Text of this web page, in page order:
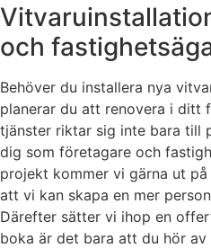
och
Behöver du installera nya
planerar du att renovera i ditt
tjänster riktar sig inte bara till
dig som företagare och
projekt kommer vi gärna ut
att vi kan skapa en mer
Därefter sätter vi ihop en
boka är det bara att du hör av